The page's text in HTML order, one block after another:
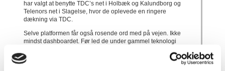
har valgt at benytte TDC’s net i Holbæk og Kalundborg og
Telenors net i Slagelse, hvor de oplevede en ringere
dækning via TDC.
Selve platformen får også rosende ord med på vejen. Ikke
mindst dashboardet. Før led de under gammel teknologi
”Det var begrænset til det enkelte apparat og